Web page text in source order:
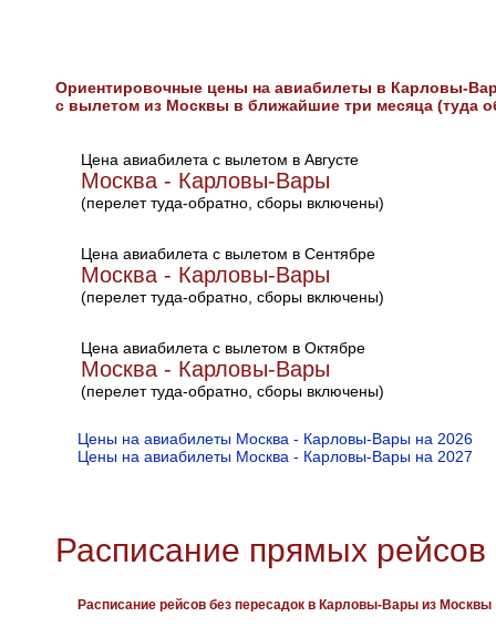
Ориентировочные цены на авиабилеты в Карловы-
с вылетом из Москвы в ближайшие три месяца (туда
Цена авиабилета с вылетом в Августе
Москва - Карловы-Вары
(перелет туда-обратно, сборы включены)
Цена авиабилета с вылетом в Сентябре
Москва - Карловы-Вары
(перелет туда-обратно, сборы включены)
Цена авиабилета с вылетом в Октябре
Москва - Карловы-Вары
(перелет туда-обратно, сборы включены)
Цены на авиабилеты Москва - Карловы-Вары на 2026
Цены на авиабилеты Москва - Карловы-Вары на 2027
Расписание прямых
Расписание рейсов без пересадок в Карловы-Вары из Москвы